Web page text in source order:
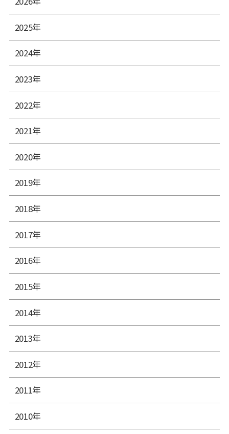
2025年
2024年
2023年
2022年
2021年
2020年
2019年
2018年
2017年
2016年
2015年
2014年
2013年
2012年
2011年
2010年